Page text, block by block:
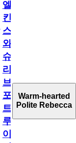
엘
킨
스
와
슈
리
브
포
트
루
이
Warm-hearted
Polite Rebecca